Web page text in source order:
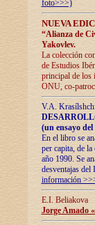
foto>>>)
NUEVA
“Alianza de
Yakovlev.
La colección
de Estudios
principal de los
ONU, co-
V.A.
(un ensayo
En el libro se
per capita, de
año 1990. Se
desventajas
información
E.I. Beliakova
Jorge Amado